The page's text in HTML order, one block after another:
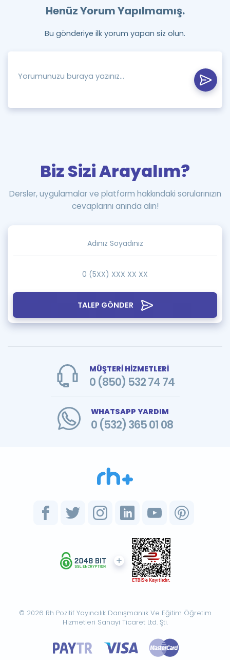
Henüz Yorum Yapılmamış.
Bu gönderiye ilk yorum yapan siz olun.
TALEP GÖNDER
Biz Sizi Arayalım?
Dersler, uygulamalar ve platform hakkındaki sorularınızın
cevaplarını anında alın!
MÜŞTERİ HİZMETLERİ
0 (850) 532 74 74
WHATSAPP YARDIM
0 (532) 365 01 08
© 2026 Rh Pozitif Yayıncılık Danışmanlık Ve Eğitim Öğretim
Hizmetleri Sanayi Ticaret Ltd. Şti.